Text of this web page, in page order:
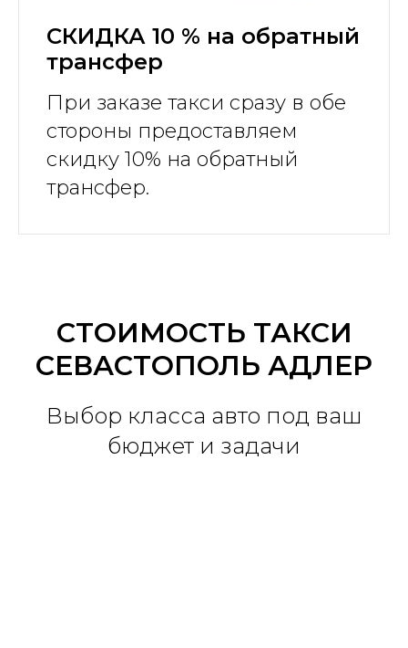
СКИДКА 10 % на обратный
трансфер
При заказе такси сразу в обе
стороны предоставляем
скидку 10% на обратный
трансфер.
СТОИМОСТЬ ТАКСИ
СЕВАСТОПОЛЬ АДЛЕР
Выбор класса авто под ваш
бюджет и задачи